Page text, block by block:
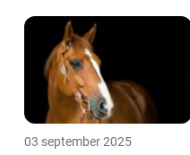
03 september 2025